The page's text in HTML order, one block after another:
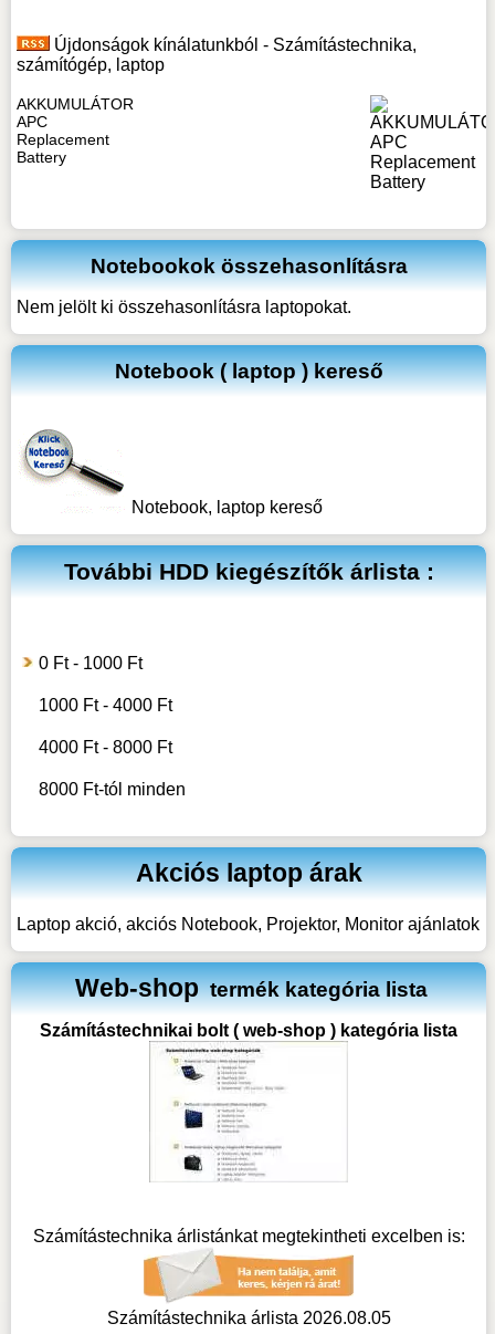
Újdonságok kínálatunkból - Számítástechnika,
számítógép, laptop
AKKUMULÁTOR
APC
Replacement
Battery
Notebookok összehasonlításra
Nem jelölt ki összehasonlításra laptopokat.
Notebook ( laptop ) kereső
Notebook, laptop kereső
TovábbiHDD kiegészítőkárlista :
0 Ft - 1000 Ft
1000 Ft - 4000 Ft
4000 Ft - 8000 Ft
8000 Ft-tól minden
Akciós laptop árak
Laptop akció, akciós Notebook, Projektor, Monitor ajánlatok
Web-shop termék kategória lista
Számítástechnikai bolt ( web-shop ) kategória lista
Számítástechnika árlistánkat megtekintheti excelben is:
Számítástechnika árlista 2026.08.05